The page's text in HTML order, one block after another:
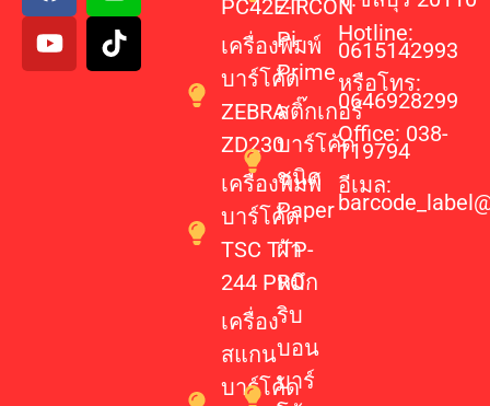
PC42E-T
เครื่องพิมพ์
บาร์โค้ด
ZEBRA
ZD230
เครื่องพิมพ์
บาร์โค้ด
TSC TTP-
244 PRO
เครื่อง
สแกน
บาร์โค้ด
ZIRCON
Pi-
Prime
สติ๊กเกอร์
บาร์โค้ด
ชนิด
Paper
ผ้า
หมึก
ริบ
บอน
บาร์
Hotline:
0615142993
หรือโทร:
0646928299
Office: 038-
119794
อีเมล: